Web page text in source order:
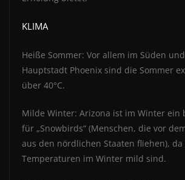
KLIMA
Heiße Sommer: Vor allem im Süden
Hauptstadt Phoenix sind die Sommer
über 40°C.
Milde Winter: Arizona ist im Winter ein
für „Snowbirds“ (Menschen, die vor
aus den nördlichen Staaten fliehen), da
Temperaturen im Winter mild sind.